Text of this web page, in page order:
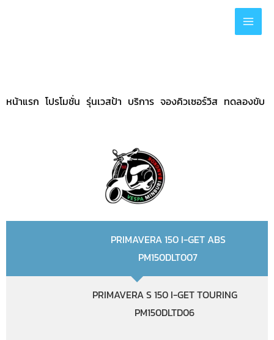
หน้าแรก โปรโมชั่น รุ่นเวสป้า บริการ จองคิวเซอร์วิส ทดลองขับ
PRIMAVERA 150 I-GET ABS
PM150DLT007
PRIMAVERA S 150 I-GET TOURING
PM150DLTD06